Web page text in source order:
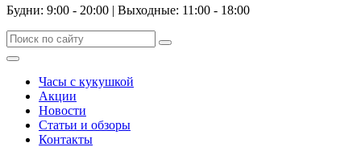
Будни: 9:00 - 20:00 | Выходные: 11:00 - 18:00
Часы с кукушкой
Акции
Новости
Статьи и обзоры
Контакты